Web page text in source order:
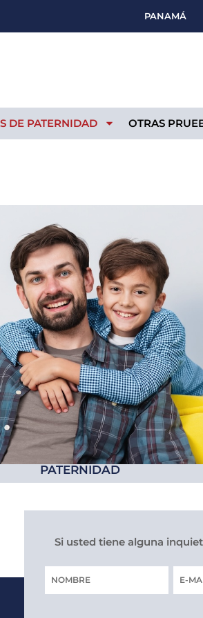
PANAMÁ
DE PATERNIDAD OTRAS
PATERNIDAD
Si usted tiene alguna